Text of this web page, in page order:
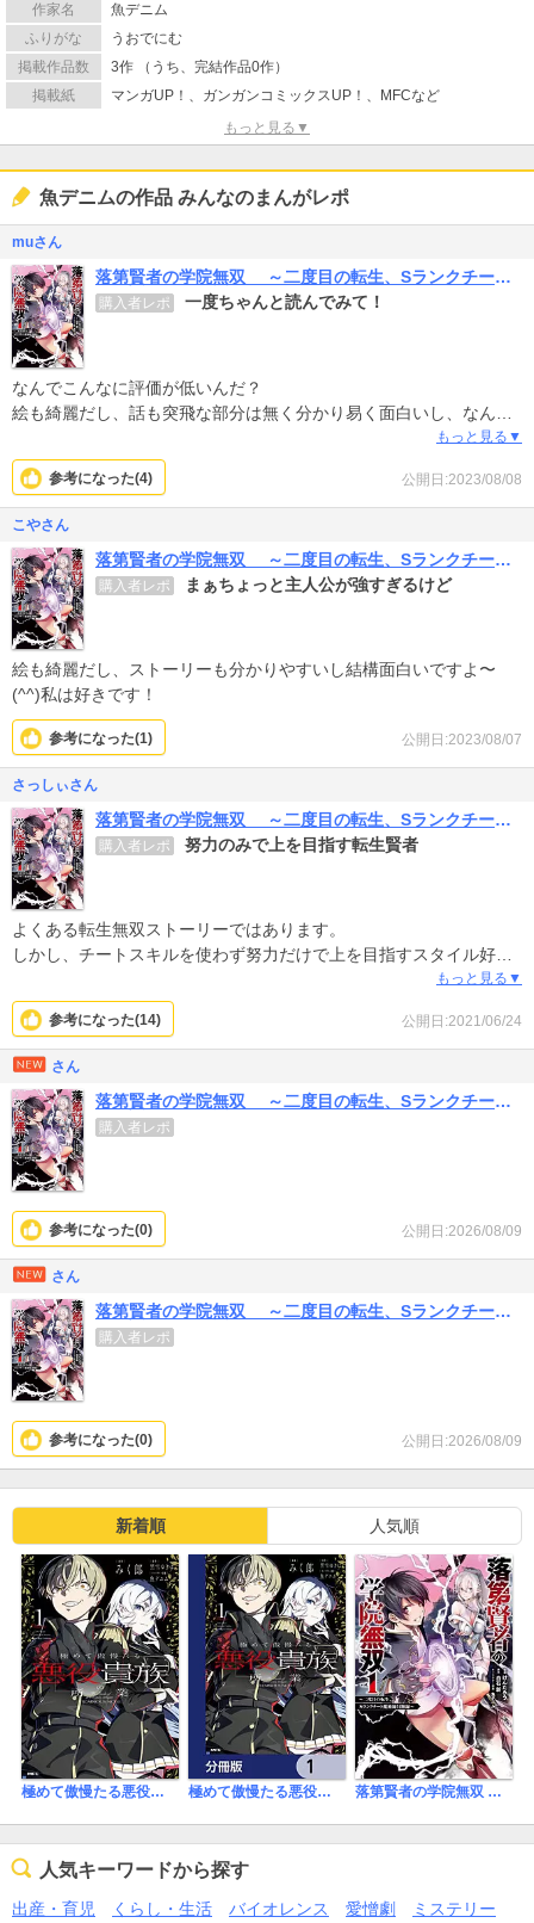
作家名
魚デニム
ふりがな
うおでにむ
掲載作品数
3作 （うち、完結作品0作）
掲載紙
マンガUP！、ガンガンコミックスUP！、MFCなど
もっと見る▼
魚デニムの作品 みんなのまんがレポ
muさん
落第賢者の学院無双 ～二度目の転生、Sランクチート魔術師冒険録～
購入者レポ 一度ちゃんと読んでみて！
なんでこんなに評価が低いんだ？
絵も綺麗だし、話も突飛な部分は無く分かり易く面白いし、なんで
なろう系、チート系、転生系が好きな人にはおすすめ！
もっと見る▼
公開日:2023/08/08
参考になった(4)
こやさん
落第賢者の学院無双 ～二度目の転生、Sランクチート魔術師冒険録～
購入者レポ まぁちょっと主人公が強すぎるけど
絵も綺麗だし、ストーリーも分かりやすいし結構面白いですよ〜
(^^)私は好きです！
公開日:2023/08/07
参考になった(1)
さっしぃさん
落第賢者の学院無双 ～二度目の転生、Sランクチート魔術師冒険録～
購入者レポ 努力のみで上を目指す転生賢者
よくある転生無双ストーリーではあります。
しかし、チートスキルを使わず努力だけで上を目指すスタイル好感
が持てます。魔法適正無しで何でこんなに強いのかは分かりません
が…。
何にせよ、これから先にあるであろう四皇との対決が楽しみです。
もっと見る▼
公開日:2021/06/24
参考になった(14)
さん
落第賢者の学院無双 ～二度目の転生、Sランクチート魔術師冒険録～
購入者レポ
公開日:2026/08/09
参考になった(0)
さん
落第賢者の学院無双 ～二度目の転生、Sランクチート魔術師冒険録～
購入者レポ
公開日:2026/08/09
参考になった(0)
新着順 人気順
極めて傲慢たる悪役貴族の所業 極めて傲慢たる悪役貴族の所業【分冊版】 落第賢者の学院無双 ～二度目の転生、Sランクチート魔術師冒険録～
人気キーワードから探す
出産・育児 くらし・生活 バイオレンス 愛憎劇
ミステリー